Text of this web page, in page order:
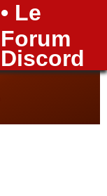
• Le
Forum
Discord